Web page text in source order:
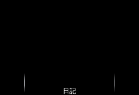
日記